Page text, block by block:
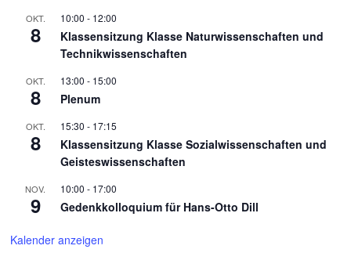
OKT.
8
10:00 - 12:00
Klassensitzung Klasse Naturwissenschaften und
Technikwissenschaften
OKT.
8
13:00 - 15:00
Plenum
OKT.
8
15:30 - 17:15
Klassensitzung Klasse Sozialwissenschaften und
Geisteswissenschaften
NOV.
9
10:00 - 17:00
Gedenkkolloquium für Hans-Otto Dill
Kalender anzeigen